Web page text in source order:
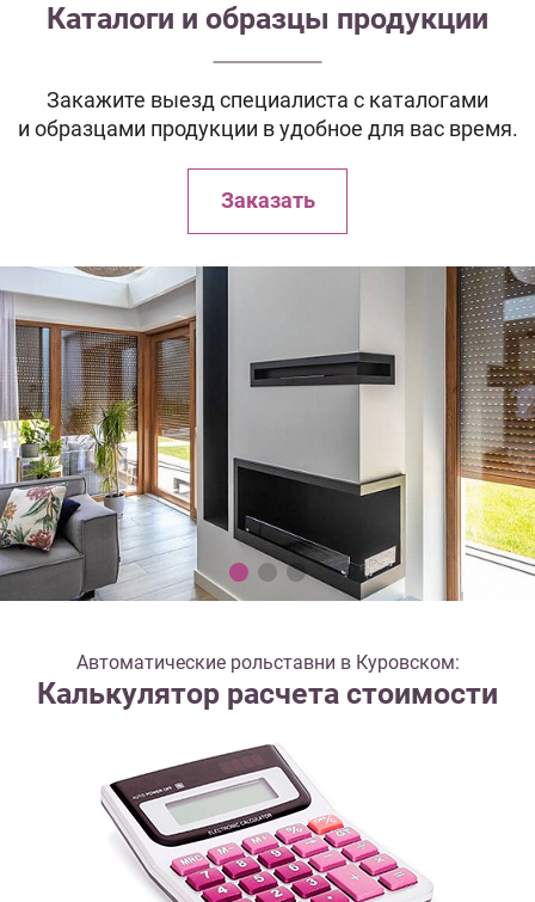
Каталоги и образцы продукции
Закажите выезд специалиста с каталогами
и образцами продукции в удобное для вас время.
Заказать
Автоматические рольставни в Куровском:
Калькулятор расчета стоимости